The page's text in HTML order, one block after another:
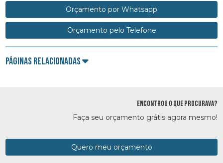
Orçamento por Whatsapp
Orçamento pelo Telefone
Páginas Relacionadas
ENCONTROU O QUE PROCURAVA?
Faça seu orçamento grátis agora mesmo!
Quero meu orçamento